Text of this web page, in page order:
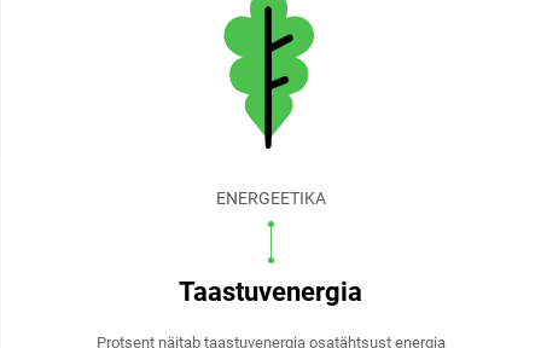
ENERGEETIKA
Taastuvenergia
Protsent näitab taastuvenergia osatähtsust energia